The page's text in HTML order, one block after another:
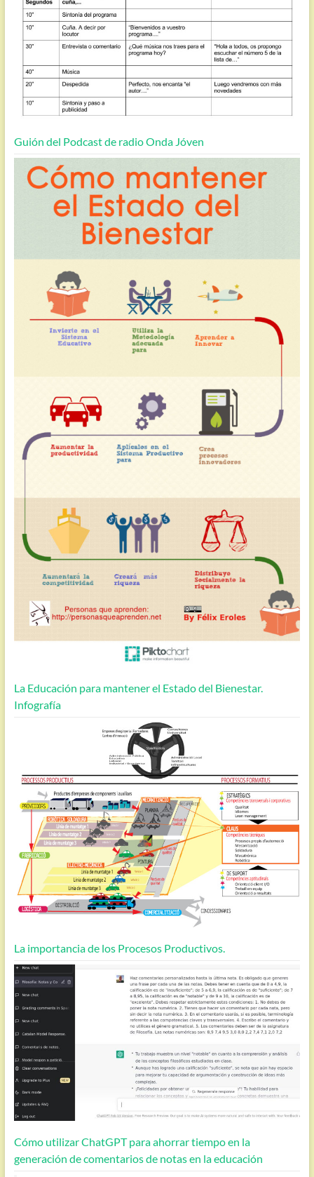
Guión del Podcast de radio Onda Jóven
La Educación para mantener el Estado del Bienestar.
Infografía
La importancia de los Procesos Productivos.
Cómo utilizar ChatGPT para ahorrar tiempo en la
generación de comentarios de notas en la educación